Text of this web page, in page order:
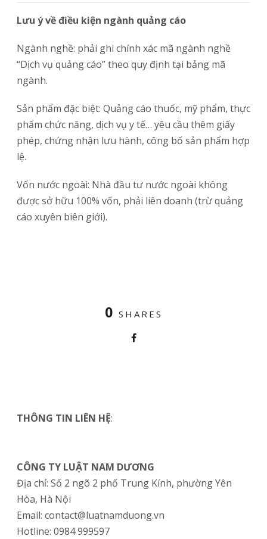
Lưu ý về điều kiện ngành quảng cáo
Ngành nghề: phải ghi chính xác mã ngành nghề
“Dịch vụ quảng cáo” theo quy định tại bảng mã
ngành.
Sản phẩm đặc biệt: Quảng cáo thuốc, mỹ phẩm, thực
phẩm chức năng, dịch vụ y tế… yêu cầu thêm giấy
phép, chứng nhận lưu hành, công bố sản phẩm hợp
lệ.
Vốn nước ngoài: Nhà đầu tư nước ngoài không
được sở hữu 100% vốn, phải liên doanh (trừ quảng
cáo xuyên biên giới).
0 SHARES
THÔNG TIN LIÊN HỆ:
CÔNG TY LUẬT NAM DƯƠNG
Địa chỉ: Số 2 ngõ 2 phố Trung Kính, phường Yên
Hòa, Hà Nội
Email: contact@luatnamduong.vn
Hotline: 0984 999597